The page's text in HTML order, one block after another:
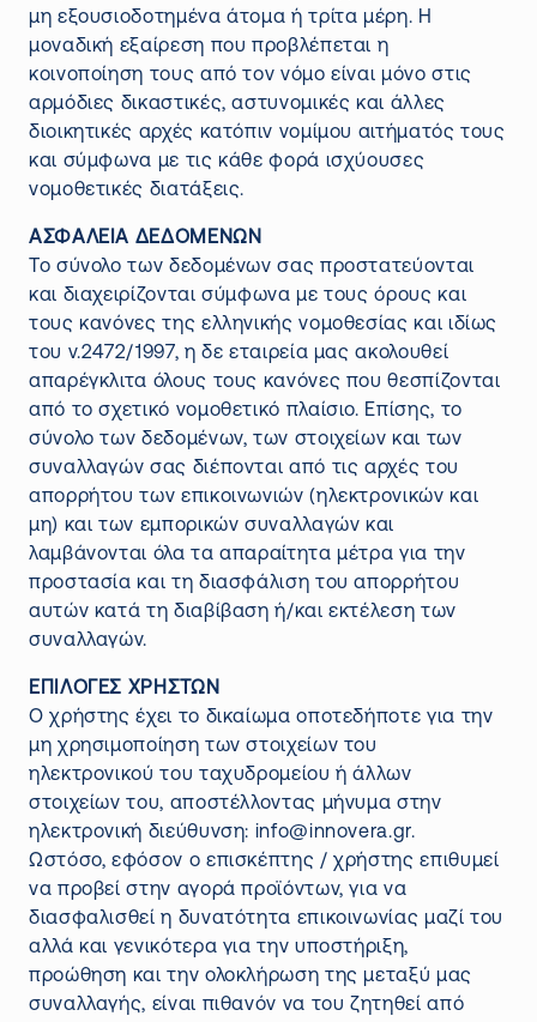
μη εξουσιοδοτημένα άτομα ή τρίτα μέρη. Η
μοναδική εξαίρεση που προβλέπεται η
κοινοποίηση τους από τον νόμο είναι μόνο στις
αρμόδιες δικαστικές, αστυνομικές και άλλες
διοικητικές αρχές κατόπιν νομίμου αιτήματός τους
και σύμφωνα με τις κάθε φορά ισχύουσες
νομοθετικές διατάξεις.
ΑΣΦΑΛΕΙΑ ΔΕΔΟΜΕΝΩΝ
Το σύνολο των δεδομένων σας προστατεύονται
και διαχειρίζονται σύμφωνα με τους όρους και
τους κανόνες της ελληνικής νομοθεσίας και ιδίως
του ν.2472/1997, η δε εταιρεία μας ακολουθεί
απαρέγκλιτα όλους τους κανόνες που θεσπίζονται
από το σχετικό νομοθετικό πλαίσιο. Επίσης, το
σύνολο των δεδομένων, των στοιχείων και των
συναλλαγών σας διέπονται από τις αρχές του
απορρήτου των επικοινωνιών (ηλεκτρονικών και
μη) και των εμπορικών συναλλαγών και
λαμβάνονται όλα τα απαραίτητα μέτρα για την
προστασία και τη διασφάλιση του απορρήτου
αυτών κατά τη διαβίβαση ή/και εκτέλεση των
συναλλαγών.
ΕΠΙΛΟΓΕΣ ΧΡΗΣΤΩΝ
Ο χρήστης έχει το δικαίωμα οποτεδήποτε για την
μη χρησιμοποίηση των στοιχείων του
ηλεκτρονικού του ταχυδρομείου ή άλλων
στοιχείων του, αποστέλλοντας μήνυμα στην
ηλεκτρονική διεύθυνση: info@innovera.gr.
Ωστόσο, εφόσον ο επισκέπτης / χρήστης επιθυμεί
να προβεί στην αγορά προϊόντων, για να
διασφαλισθεί η δυνατότητα επικοινωνίας μαζί του
αλλά και γενικότερα για την υποστήριξη,
προώθηση και την ολοκλήρωση της μεταξύ μας
συναλλαγής, είναι πιθανόν να του ζητηθεί από